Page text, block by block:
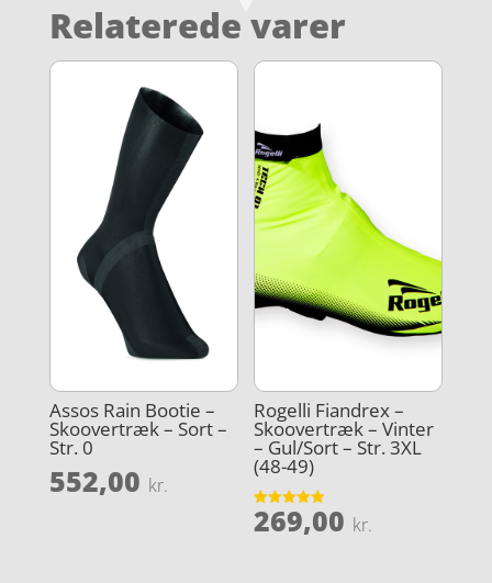
Relaterede varer
Assos Rain Bootie –
Skoovertræk – Sort –
Str. 0
552,00 kr.
Rogelli Fiandrex –
Skoovertræk – Vinter
– Gul/Sort – Str. 3XL
(48-49)
Vurderet
4.9
269,00 kr.